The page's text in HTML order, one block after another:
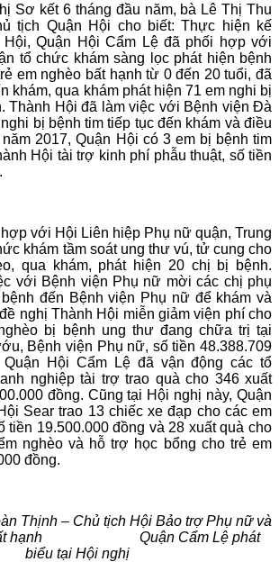
kết 6 tháng đầu năm, bà Lê Thị Thu
tịch Quận Hội cho biết: Thực hiện kế
Hội, Quận Hội Cẩm Lệ đã phối hợp với
tổ chức khám sàng lọc phát hiện bệnh
em nghèo bất hạnh từ 0 đến 20 tuổi, đã
khám, qua khám phát hiện 71 em nghi bị
Thành Hội đã làm việc với Bệnh viện Đà
bị bệnh tim tiếp tục đến khám và điều
2017, Quận Hội có 3 em bị bệnh tim
Hội tài trợ kinh phí phẫu thuật, số tiền
với Hội Liên hiệp Phụ nữ quận, Trung
khám tầm soát ung thư vú, tử cung cho
qua khám, phát hiện 20 chị bị bệnh.
với Bệnh viện Phụ nữ mời các chị phụ
đến Bệnh viện Phụ nữ để khám và
nghị Thành Hội miễn giảm viện phí cho
bị bệnh ung thư đang chữa trị tại
Bệnh viện Phụ nữ, số tiền 48.388.709
Quận Hội Cẩm Lệ đã vận động các tổ
nghiệp tài trợ trao quà cho 346 xuất
đồng. Cũng tại Hội nghị này, Quận
Sear trao 13 chiếc xe đạp cho các em
tiền 19.500.000 đồng và 28 xuất quà cho
nghèo và hỗ trợ học bổng cho trẻ em
đồng.
Thịnh – Chủ tịch Hội Bảo trợ Phụ nữ và
bất hạnh Quận Cẩm Lệ phát
biểu tại Hội nghị